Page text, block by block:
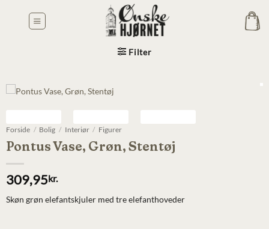
Filter
Forside / Bolig / Interiør / Figurer
Pontus Vase, Grøn, Stentøj
309,95kr.
Skøn grøn elefantskjuler med tre elefanthoveder